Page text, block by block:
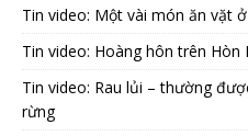
Tin video: Một vài món ăn vặt
Tin video: Hoàng hôn trên Hòn
Tin video: Rau lủi – thường
rừng